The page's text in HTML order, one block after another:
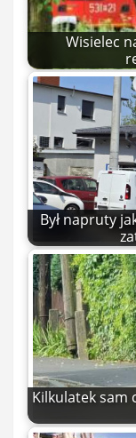
Wisielec
Był napruty
Kilkulatek sam